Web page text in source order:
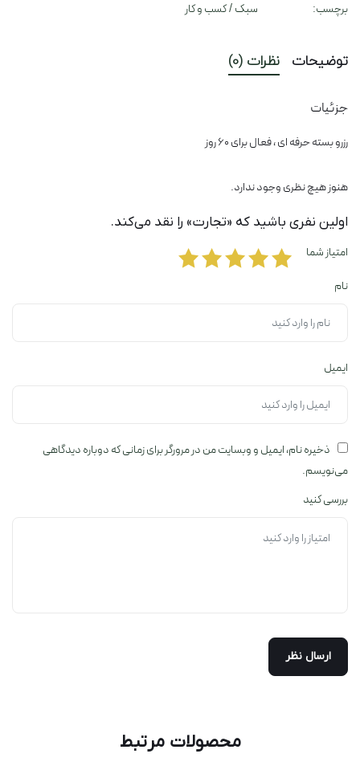
برچسب:
سبک/کسب و کار
توضیحات نظرات (0)
جزئیات
رزرو بسته حرفه ای ، فعال برای 60 روز
هنوز هیچ نظری وجود ندارد.
اولین نفری باشید که «تجارت» را نقد می‌کند.
امتیاز شما
نام
ایمیل
ذخیره نام، ایمیل و وبسایت من در مرورگر برای زمانی که دوباره دیدگاهی
می‌نویسم.
بررسی کنید
محصولات مرتبط